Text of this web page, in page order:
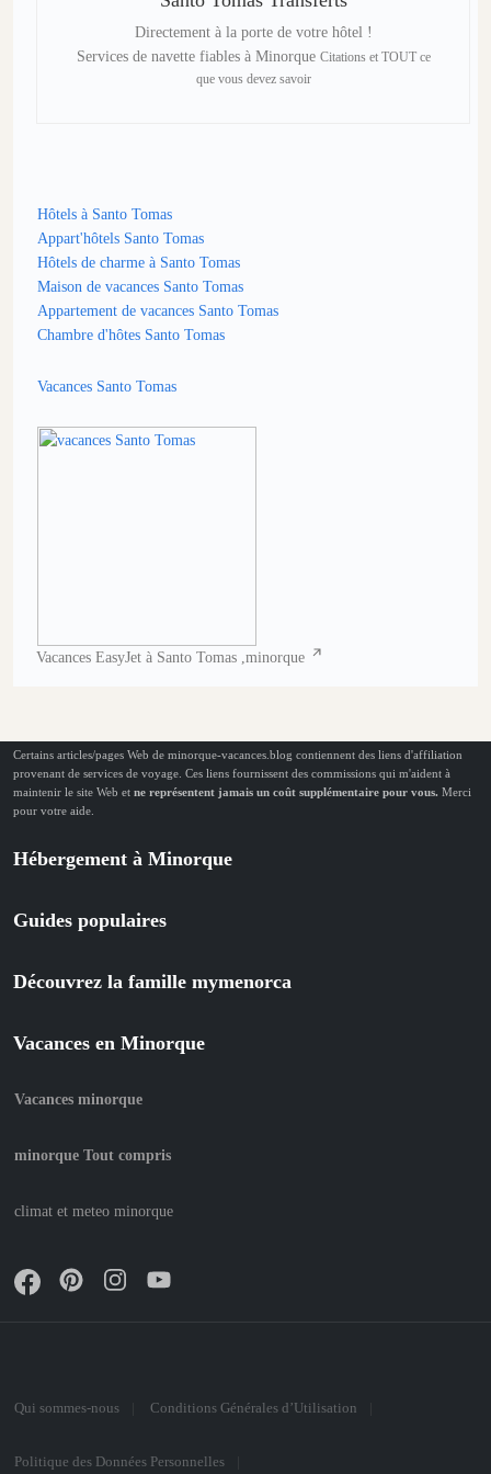
Directement à la porte de votre hôtel !
Services de navette fiables à Minorque Citations et TOUT ce
que vous devez savoir
Hôtels à Santo Tomas
Appart'hôtels Santo Tomas
Hôtels de charme à Santo Tomas
Maison de vacances Santo Tomas
Appartement de vacances Santo Tomas
Chambre d'hôtes Santo Tomas
Vacances Santo Tomas
Vacances EasyJet à Santo Tomas ,minorque
Certains articles/pages Web de minorque-vacances.blog contiennent des liens d'affiliation
provenant de services de voyage. Ces liens fournissent des commissions qui m'aident à
maintenir le site Web et ne représentent jamais un coût supplémentaire pour vous. Merci
pour votre aide.
Hébergement à Minorque
Guides populaires
Découvrez la famille mymenorca
Vacances en Minorque
Vacances minorque
minorque Tout compris
climat et meteo minorque
Qui sommes-nous Conditions Générales d’Utilisation
Politique des Données Personnelles